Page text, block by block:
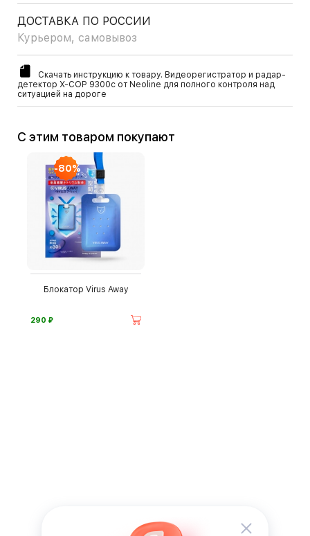
ДОСТАВКА ПО РОССИИ
Курьером, самовывоз
Скачать инструкцию к товару. Видеорегистратор и радар-
детектор X-COP 9300с от Neoline для полного контроля над
ситуацией на дороге
С этим товаром покупают
-80%
Блокатор Virus Away
290 ⃏